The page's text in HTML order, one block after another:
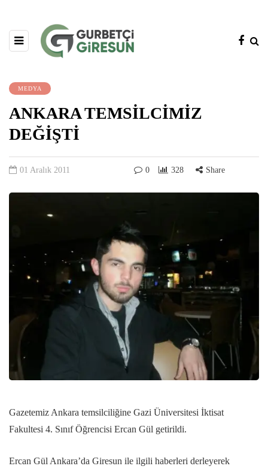
MEDYA
ANKARA TEMSİLCİMİZ
DEĞİŞTİ
01 Aralık 2011 0 328 Share
Gazetemiz Ankara temsilciliğine Gazi Üniversitesi İktisat
Fakultesi 4. Sınıf Öğrencisi Ercan Gül getirildi.
Ercan Gül Ankara’da Giresun ile ilgili haberleri derleyerek